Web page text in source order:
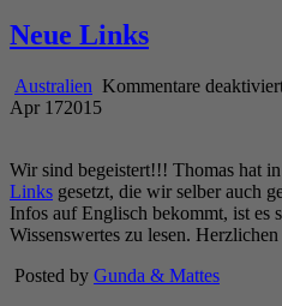
Neue Links
Australien Kommentare
Apr 172015
Wir sind begeistert!!! Thomas hat
Links gesetzt, die wir selber auch
Infos auf Englisch bekommt, ist es
Wissenswertes zu lesen.
Posted by Gunda & Mattes